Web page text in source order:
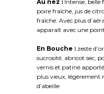
Au nez : Intense,
poire fraîche, jus de
fraîche. Avec plus
apparaît avec une
En Bouche : zeste
sucrosité, abricot sec,
vernis et patiné
plus vieux, légèrement
d’abeille